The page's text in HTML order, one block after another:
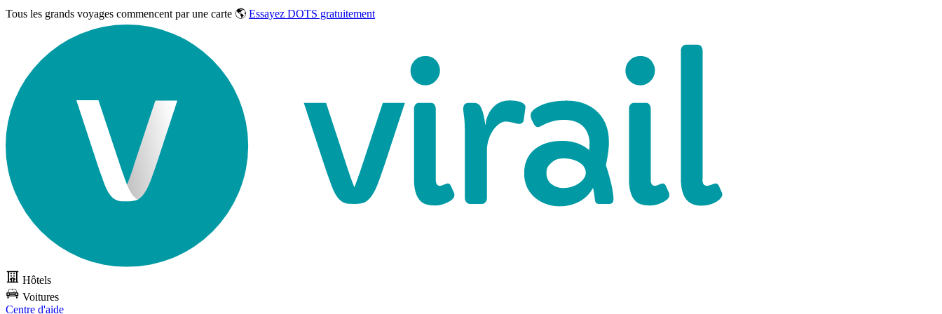
Tous les grands voyages commencent par une carte 🌎 Essayez DOTS gratuitement
Hôtels
Voitures
Centre d'aide